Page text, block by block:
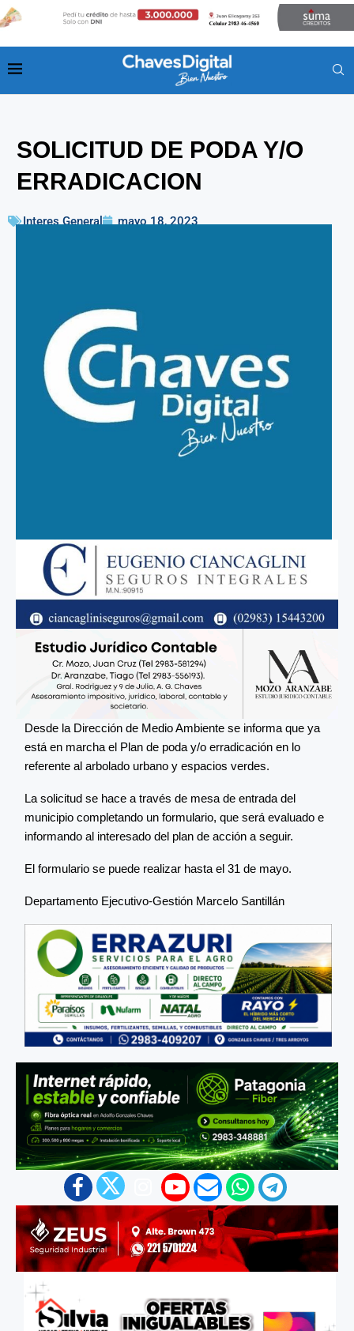
SOLICITUD DE PODA Y/O
ERRADICACION
Interes General mayo 18, 2023
Desde la Dirección de Medio Ambiente se informa que ya
está en marcha el Plan de poda y/o erradicación en lo
referente al arbolado urbano y espacios verdes.
La solicitud se hace a través de mesa de entrada del
municipio completando un formulario, que será evaluado e
informando al interesado del plan de acción a seguir.
El formulario se puede realizar hasta el 31 de mayo.
Departamento Ejecutivo-Gestión Marcelo Santillán